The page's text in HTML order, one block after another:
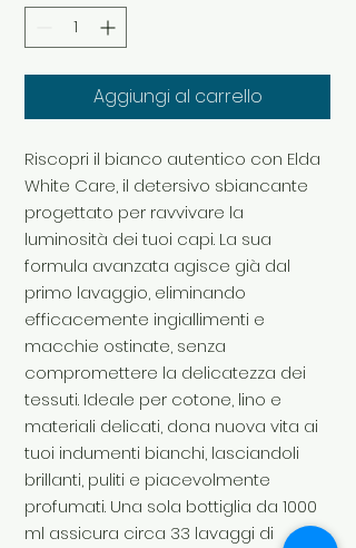
Aggiungi al carrello
Riscopri il bianco autentico con Elda
White Care, il detersivo sbiancante
progettato per ravvivare la
luminosità dei tuoi capi. La sua
formula avanzata agisce già dal
primo lavaggio, eliminando
efficacemente ingiallimenti e
macchie ostinate, senza
compromettere la delicatezza dei
tessuti. Ideale per cotone, lino e
materiali delicati, dona nuova vita ai
tuoi indumenti bianchi, lasciandoli
brillanti, puliti e piacevolmente
profumati. Una sola bottiglia da 1000
ml assicura circa 33 lavaggi di